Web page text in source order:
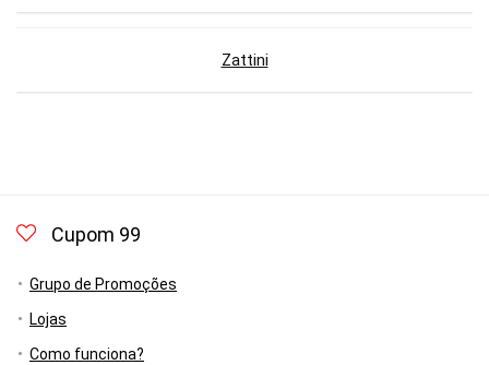
Zattini
Cupom 99
Grupo de Promoções
Lojas
Como funciona?